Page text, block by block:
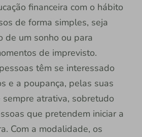
financeira com o hábito
de forma simples, seja
de um sonho ou para
de imprevisto.
têm se interessado
e a poupança, pelas suas
sempre atrativa, sobretudo
que pretendem iniciar a
Com a modalidade, os